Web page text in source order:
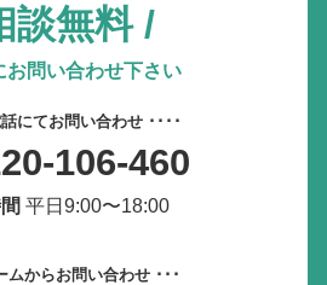
談無料 /
お問い合わせ下さい
にてお問い合わせ ････
106-460
平日9:00〜18:00
ムからお問い合わせ ･･･
サービス提供会社
サービスお問い合わせ先